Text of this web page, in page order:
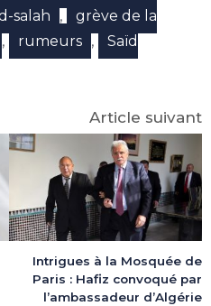
salah ,
grève de la
, rumeurs ,
Saïd
Article suivant
Intrigues à la Mosquée de
Paris : Hafiz convoqué par
l’ambassadeur d’Algérie